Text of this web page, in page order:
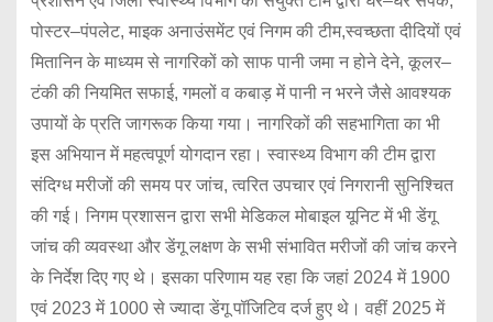
पोस्टर–पंपलेट, माइक अनाउंसमेंट एवं निगम की टीम,स्वच्छता दीदियों एवं
मितानिन के माध्यम से नागरिकों को साफ पानी जमा न होने देने, कूलर–
टंकी की नियमित सफाई, गमलों व कबाड़ में पानी न भरने जैसे आवश्यक
उपायों के प्रति जागरूक किया गया। नागरिकों की सहभागिता का भी
इस अभियान में महत्वपूर्ण योगदान रहा। स्वास्थ्य विभाग की टीम द्वारा
संदिग्ध मरीजों की समय पर जांच, त्वरित उपचार एवं निगरानी सुनिश्चित
की गई। निगम प्रशासन द्वारा सभी मेडिकल मोबाइल यूनिट में भी डेंगू
जांच की व्यवस्था और डेंगू लक्षण के सभी संभावित मरीजों की जांच करने
के निर्देश दिए गए थे। इसका परिणाम यह रहा कि जहां 2024 में 1900
एवं 2023 में 1000 से ज्यादा डेंगू पॉजिटिव दर्ज हुए थे। वहीं 2025 में